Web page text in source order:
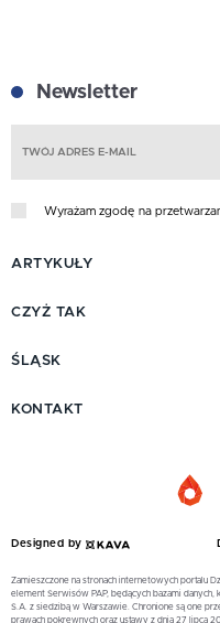
Newsletter
Wyrażam zgodę na
ARTYKUŁY
CZYŻ TAK
ŚLĄSK
KONTAKT
Designed by
Zamieszczone na stronach internetowych portalu
element Serwisów PAP, będących bazami
S.A. z siedzibą w Warszawie. Chronione są one